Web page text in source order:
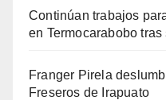
Continúan trabajos
en Termocarabobo tras
Franger Pirela
Freseros de Irapuato